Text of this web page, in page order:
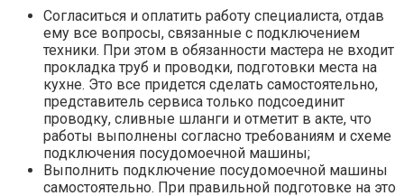
Согласиться и оплатить работу специалиста, отдав
ему все вопросы, связанные с подключением
техники. При этом в обязанности мастера не входит
прокладка труб и проводки, подготовки места на
кухне. Это все придется сделать самостоятельно,
представитель сервиса только подсоединит
проводку, сливные шланги и отметит в акте, что
работы выполнены согласно требованиям и схеме
подключения посудомоечной машины;
Выполнить подключение посудомоечной машины
самостоятельно. При правильной подготовке на это